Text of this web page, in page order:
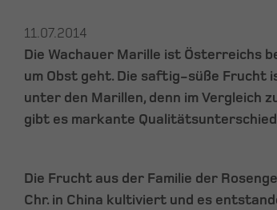
11.07.2014
Die Wachauer Marille ist Österreichs
um Obst geht. Die saftig-süße Frucht
unter den Marillen, denn im Vergleich
gibt es markante
Die Frucht aus der Familie der
Chr. in China kultiviert und es